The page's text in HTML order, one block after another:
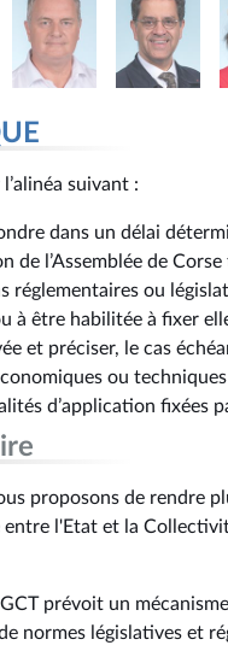
de la République
suivant :
dans un délai
de l’Assemblée de
réglementaires ou
à être habilitée à fixer
et préciser, le cas
ou
d’application fixées
proposons de rendre
entre l'Etat et la
prévoit un
normes législatives et